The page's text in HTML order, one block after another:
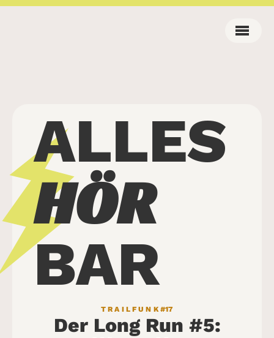
ALLES
HÖR
BAR
TRAILFUNK#17
Der Long Run #5: